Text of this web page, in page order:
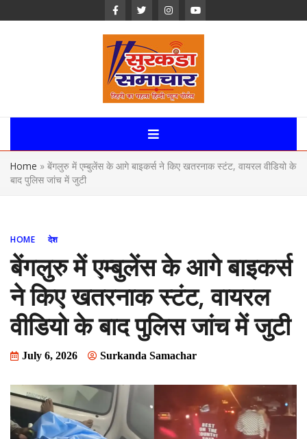
Surkanda
Samachar:
Uttarakhand,
Home » बेंगलुरु में एम्बुलेंस के आगे बाइकर्स ने किए खतरनाक स्टंट, वायरल वीडियो के
बाद पुलिस जांच में जुटी
HOME देश
बेंगलुरु में एम्बुलेंस के आगे बाइकर्स
ने किए खतरनाक स्टंट, वायरल
वीडियो के बाद पुलिस जांच में जुटी
July 6, 2026 Surkanda Samachar